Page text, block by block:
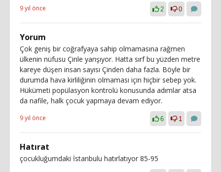
9 yıl önce 2 0
Yorum
Çok geniş bir coğrafyaya sahip olmamasına rağmen
ülkenin nüfusu Çinle yarışıyor. Hatta sırf bu yüzden metre
kareye düşen insan sayısı Çinden daha fazla. Böyle bir
durumda hava kirliliğinin olmaması için hiçbir sebep yok.
Hükümeti popülasyon kontrolü konusunda adımlar atsa
da nafile, halk çocuk yapmaya devam ediyor.
9 yıl önce 6 1
Hatırat
çocukluğumdaki İstanbulu hatırlatıyor 85-95